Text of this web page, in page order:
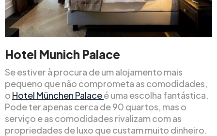
Hotel Munich Palace
Se estiver à procura de um alojamento mais
pequeno que não comprometa as comodidades,
o Hotel München Palaceé uma escolha fantástica.
Pode ter apenas cerca de 90 quartos, mas o
serviço e as comodidades rivalizam com as
propriedades de luxo que custam muito dinheiro.